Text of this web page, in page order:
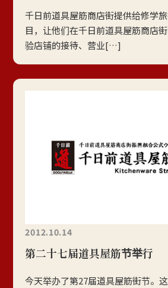
千日前道具屋筋商店街提供给修学
目，让他们在千日前道具屋筋商店
验店铺的接待、营业[…]
2012.10.14
第二十七届道具屋筋节举行
今天举办了第27届道具屋筋街节。